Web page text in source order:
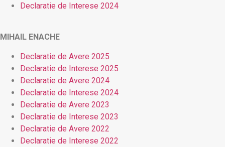
Declaratie de Interese 2024
MIHAIL ENACHE
Declaratie de Avere 2025
Declaratie de Interese 2025
Declaratie de Avere 2024
Declaratie de Interese 2024
Declaratie de Avere 2023
Declaratie de Interese 2023
Declaratie de Avere 2022
Declaratie de Interese 2022